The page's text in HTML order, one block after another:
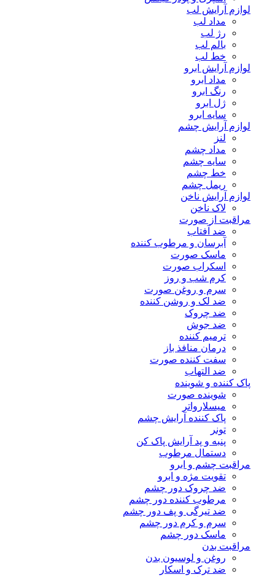
لوازم آرایش لب
مداد لب
رژ لب
بالم لب
خط لب
لوازم آرایش ابرو
مداد ابرو
رنگ ابرو
ژل ابرو
سایه ابرو
لوازم آرایش چشم
لنز
مداد چشم
سایه چشم
خط چشم
ریمل چشم
لوازم آرایش ناخن
لاک ناخن
مراقبت از صورت
ضد آفتاب
آبرسان و مرطوب کننده
ماسک صورت
اسکراب صورت
کرم شب و روز
سرم و روغن صورت
ضد لک و روشن کننده
ضد چروک
ضد جوش
ترمیم کننده
درمان منافذ باز
سفت کننده صورت
ضد التهاب
پاک کننده و شوینده
شوینده صورت
میسلارواتر
پاک کننده آرایش چشم
تونر
پنبه و پد آرایش پاک کن
دستمال مرطوب
مراقبت چشم و ابرو
تقویت مژه و ابرو
ضد چروک دور چشم
مرطوب کننده دور چشم
ضد تیرگی و پف دور چشم
سرم و کرم دور چشم
ماسک دور چشم
مراقبت بدن
روغن و لوسیون بدن
ضد ترک و اسکار